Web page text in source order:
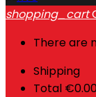
shopping_cart
There are
Shipping
Total